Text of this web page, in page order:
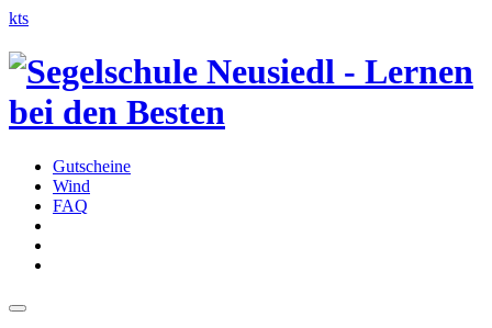
kts
Gutscheine
Wind
FAQ